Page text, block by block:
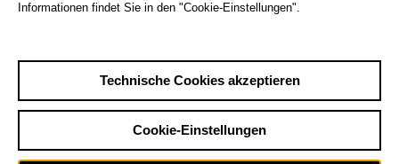
Informationen findet Sie in den "Cookie-Einstellungen".
Technische Cookies akzeptieren
Cookie-Einstellungen